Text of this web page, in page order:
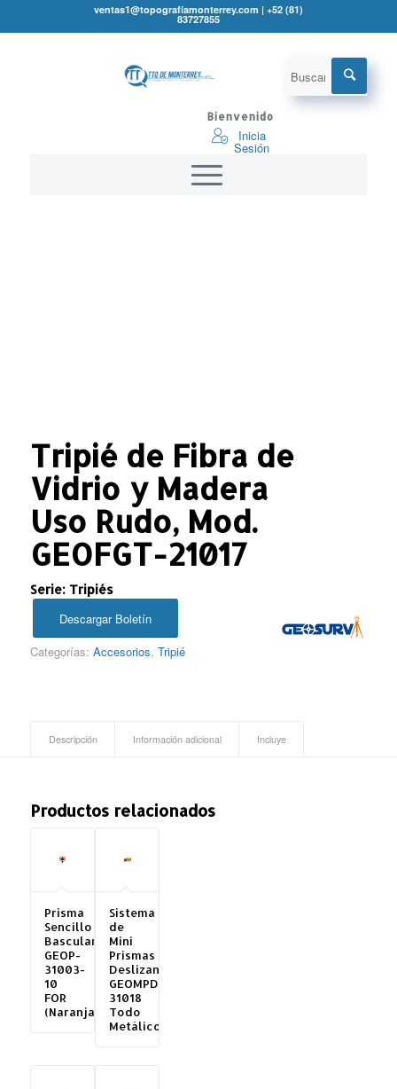
ventas1@topografíamonterrey.com | +52 (81)
83727855
Bienvenido
Inicia
Sesión
Tripié de Fibra de
Vidrio y Madera
Uso Rudo, Mod.
GEOFGT-21017
Serie: Tripiés
Descargar Boletín
Categorías: Accesorios, Tripié
Descripción Información adicional Incluye
Productos relacionados
Prisma
Sencillo
Basculante
GEOP-
31003-
10
FOR
(Naranja)
Sistema
de
Mini
Prismas
Deslizante
GEOMPD-
31018
Todo
Metálico